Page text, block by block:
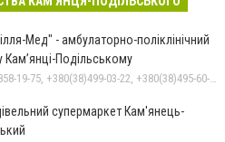
Мед" - амбулаторно-поліклінічний
Кам’янці-Подільському
+380(67)858-19-75, +380(38)499-03-22, +380(38)495-60-27
супермаркет Кам'янець-